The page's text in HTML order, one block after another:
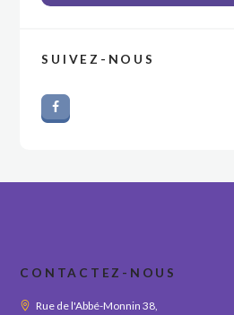
SUIVEZ-NOUS
CONTACTEZ-NOUS
Rue de l'Abbé-Monnin 38,